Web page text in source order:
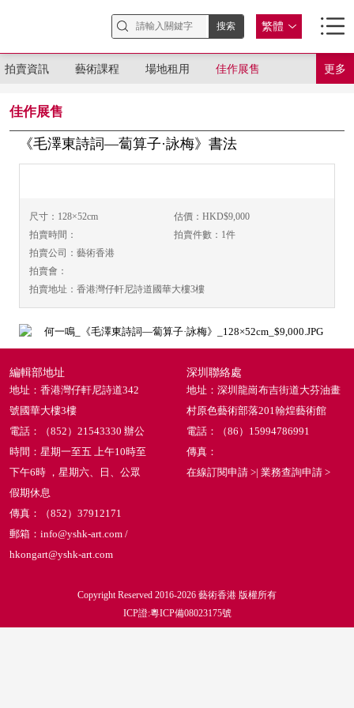
繁體
拍賣資訊 藝術課程 場地租用 佳作展售 更多
佳作展售
《毛澤東詩詞—蔔算子·詠梅》書法
尺寸：128×52cm
估價：HKD$9,000
拍賣時間：
拍賣件數：1件
拍賣公司：藝術香港
拍賣會：
拍賣地址：香港灣仔軒尼詩道國華大樓3樓
編輯部地址
地址：香港灣仔軒尼詩道342
號國華大樓3樓
電話：（852）21543330 辦公
時間：星期一至五 上午10時至
下午6時 ，星期六、日、公眾
假期休息
傳真：（852）37912171
郵箱：info@yshk-art.com /
hkongart@yshk-art.com
深圳聯絡處
地址：深圳龍崗布吉街道大芬油畫
村原色藝術部落201翰煌藝術館
電話：（86）15994786991
傳真：
在線訂閱申請 >| 業務查詢申請 >
Copyright Reserved 2016-2026 藝術香港 版權所有
ICP證:粵ICP備08023175號